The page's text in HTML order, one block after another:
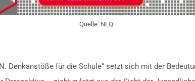
Quelle: NLQ
Denkanstöße für die Schule“ setzt sich mit der